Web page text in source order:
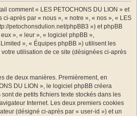
comment « LES PETOCHONS DU LION » et
après par « nous », « notre », « nos », « LES
petochonsdulion.net/phpBB3 ») et phpBB
», « leur », « logiciel phpBB »,
», « Équipes phpBB ») utilisent les
utilisation de ce site (désignées ci-après
de deux manières. Premièrement, en
DU LION », le logiciel phpBB créera
de petits fichiers texte stockés dans les
Internet. Les deux premiers cookies
(désigné ci-après par « user-id ») et un